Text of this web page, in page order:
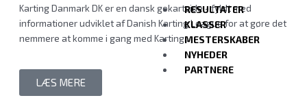
RESULTATER
KLASSER
MESTERSKABER
NYHEDER
PARTNERE
Karting Danmark DK er en dansk gokartside - fyldt med
informationer udviklet af Danish Karting League for at gøre det
nemmere at komme i gang med Karting...
LÆS MERE